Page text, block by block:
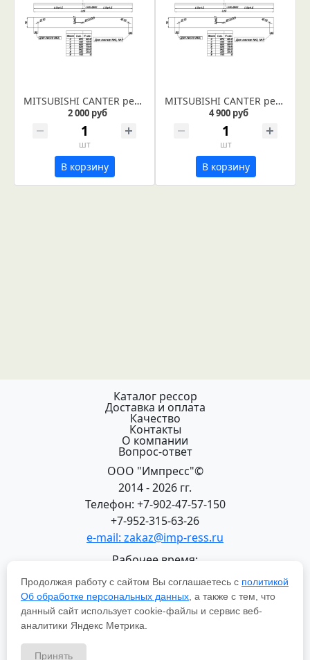
MITSUBISHI CANTER рессора задняя лист № 9 (Арт. IR 01-11-09)
2 000 руб
шт
В корзину
MITSUBISHI CANTER рессора задняя лист № 5 (Арт. IR 01-11-05)
4 900 руб
шт
В корзину
Каталог рессор
Доставка и оплата
Качество
Контакты
О компании
Вопрос-ответ
ООО "Импресс"©
2014 - 2026 гг.
Телефон: +7-902-47-57-150
+7-952-315-63-26
e-mail: zakaz@imp-ress.ru
Рабочее время:
пн-пт 08:00-18:00 (МСК+2)
618200, Пермский край
г.Чусовой, ул. Халтурина, 22
Политика в отношении обработки персональных
Продолжая работу с сайтом Вы соглашаетесь с политикой
Об обработке персональных данных , а также с тем, что
данный сайт использует cookie-файлы и сервис веб-
аналитики Яндекс Метрика.
Принять